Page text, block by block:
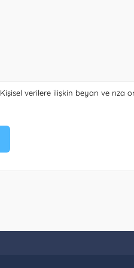
Kişisel verilere ilişkin beyan ve rıza